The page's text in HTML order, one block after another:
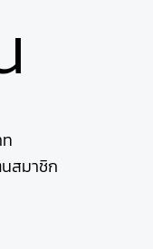
สมาชิก